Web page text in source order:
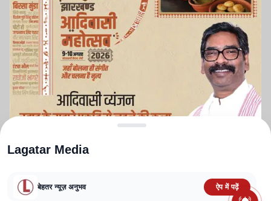
Lagatar Media
बेहतर न्यूज़ अनुभव ऐप में पढ़ें